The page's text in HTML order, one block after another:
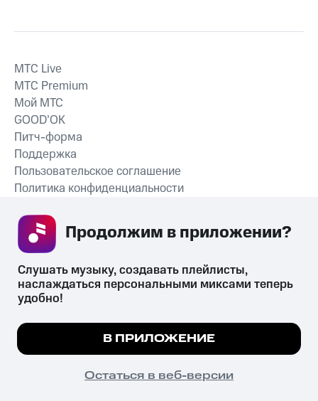
СКАЧАТЬ ПРИЛОЖЕНИЕ
MTС Live
MTС Premium
Мой МТС
GOOD’OK
Питч-форма
Поддержка
Пользовательское соглашение
Политика конфиденциальности
психотропных веществ, их аналогов причиняет вред здоровью,
их незаконный оборот запрещён и влечёт установленную
законодательством ответственность.
© 2026 ООО «КИОН».
Все права защищены
Мы используем куки, чтобы на сайте все
Подробнее
ПОНЯТНО
Слушать музыку, создавать плейлисты,
наслаждаться персональными миксами теперь
удобно!
В ПРИЛОЖЕНИЕ
Остаться в веб-версии